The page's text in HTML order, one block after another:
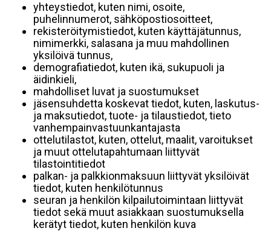
yhteystiedot, kuten nimi, osoite,
puhelinnumerot, sähköpostiosoitteet,
rekisteröitymistiedot, kuten käyttäjätunnus,
nimimerkki, salasana ja muu mahdollinen
yksilöivä tunnus,
demografiatiedot, kuten ikä, sukupuoli ja
äidinkieli,
mahdolliset luvat ja suostumukset
jäsensuhdetta koskevat tiedot, kuten, laskutus-
ja maksutiedot, tuote- ja tilaustiedot, tieto
vanhempainvastuunkantajasta
ottelutilastot, kuten, ottelut, maalit, varoitukset
ja muut ottelutapahtumaan liittyvät
tilastointitiedot
palkan- ja palkkionmaksuun liittyvät yksilöivät
tiedot, kuten henkilötunnus
seuran ja henkilön kilpailutoimintaan liittyvät
tiedot sekä muut asiakkaan suostumuksella
kerätyt tiedot, kuten henkilön kuva